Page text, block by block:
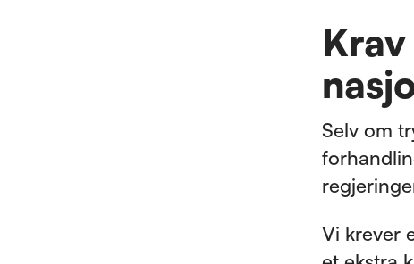
Selv om
Vi krever